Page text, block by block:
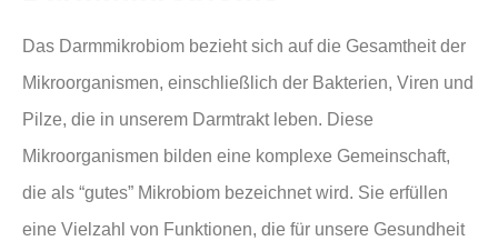
Das Darmmikrobiom bezieht sich auf die Gesamtheit der
Mikroorganismen, einschließlich der Bakterien, Viren und
Pilze, die in unserem Darmtrakt leben. Diese
Mikroorganismen bilden eine komplexe Gemeinschaft,
die als “gutes” Mikrobiom bezeichnet wird. Sie erfüllen
eine Vielzahl von Funktionen, die für unsere Gesundheit